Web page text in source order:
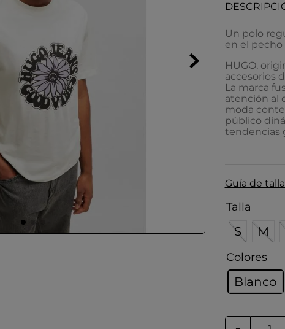
Un polo
en el
HUGO,
accesorios
La marca
atención al
moda
público
tendencias
Guía de
Talla
S M
Colores
Blanco